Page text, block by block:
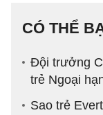
CÓ THỂ
Đội trưởng
trẻ Ngoại
Sao trẻ